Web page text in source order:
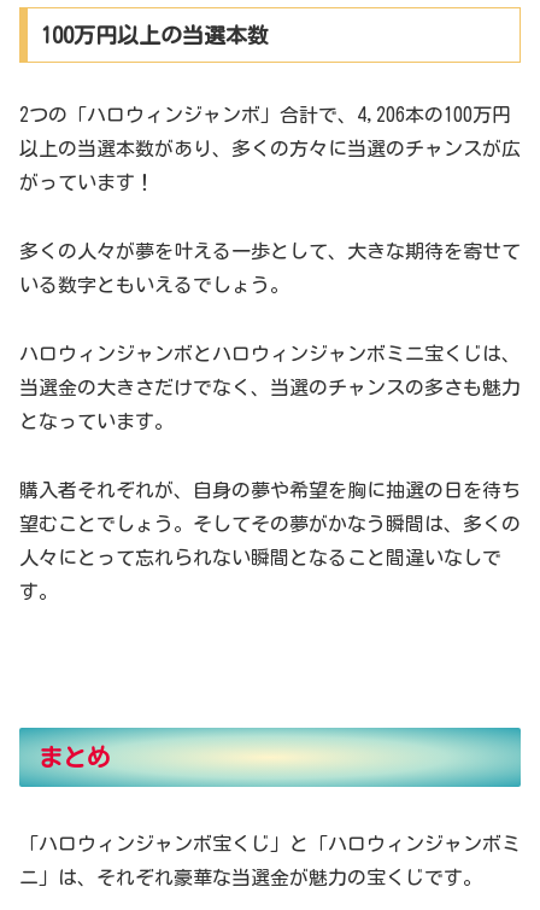
100万円以上の当選本数
2つの「ハロウィンジャンボ」合計で、4,206本の100万円
以上の当選本数があり、多くの方々に当選のチャンスが広
がっています！
多くの人々が夢を叶える一歩として、大きな期待を寄せて
いる数字ともいえるでしょう。
ハロウィンジャンボとハロウィンジャンボミニ宝くじは、
当選金の大きさだけでなく、当選のチャンスの多さも魅力
となっています。
購入者それぞれが、自身の夢や希望を胸に抽選の日を待ち
望むことでしょう。そしてその夢がかなう瞬間は、多くの
人々にとって忘れられない瞬間となること間違いなしで
す。
まとめ
「ハロウィンジャンボ宝くじ」と「ハロウィンジャンボミ
ニ」は、それぞれ豪華な当選金が魅力の宝くじです。